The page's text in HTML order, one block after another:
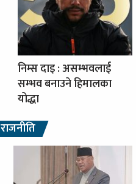
निम्स दाइ : असम्भवलाई
सम्भव बनाउने हिमालका
योद्धा
राजनीति